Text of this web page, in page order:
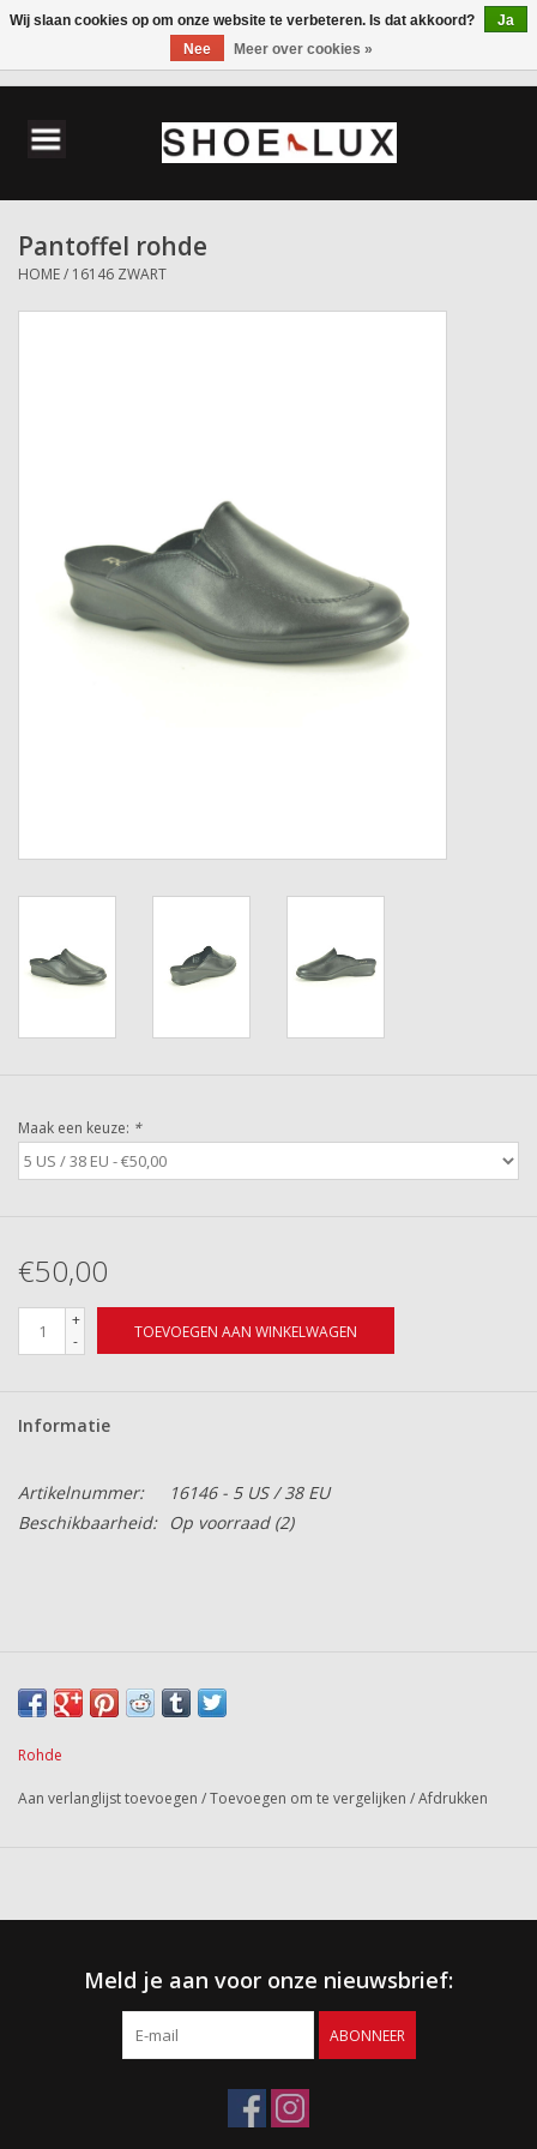
Herenschoenen
Accessoires
Pantoffel rohde
HOME/ 16146 ZWART
Maak een keuze: *
€50,00
+
-
TOEVOEGEN AAN WINKELWAGEN
Informatie
Artikelnummer:
16146 - 5 US / 38 EU
Beschikbaarheid:
Op voorraad(2)
Rohde
Aan verlanglijst toevoegen /Toevoegen om te vergelijken /Afdrukken
Meld je aan voor onze nieuwsbrief:
ABONNEER
Wij slaan cookies op om onze website te verbeteren. Is dat akkoord?
Ja
Nee
Meer over cookies »